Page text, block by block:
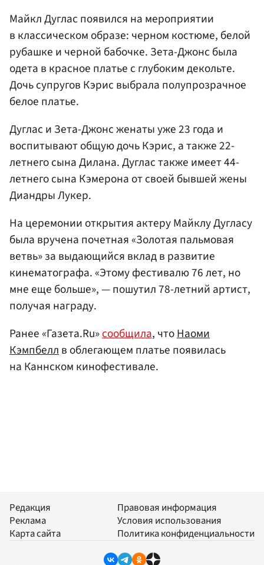
Майкл Дуглас появился на мероприятии
в классическом образе: черном костюме, белой
рубашке и черной бабочке. Зета-Джонс была
одета в красное платье с глубоким декольте.
Дочь супругов Кэрис выбрала полупрозрачное
белое платье.
Дуглас и Зета-Джонс женаты уже 23 года и
воспитывают общую дочь Кэрис, а также 22-
летнего сына Дилана. Дуглас также имеет 44-
летнего сына Кэмерона от своей бывшей жены
Диандры Лукер.
На церемонии открытия актеру Майклу Дугласу
была вручена почетная «Золотая пальмовая
ветвь» за выдающийся вклад в развитие
кинематографа. «Этому фестивалю 76 лет, но
мне еще больше», — пошутил 78-летний артист,
получая награду.
Ранее «Газета.Ru»сообщила, чтоНаоми
Кэмпбеллв облегающем платье появилась
на Каннском кинофестивале.
Редакция
Реклама
Карта сайта
Правовая информация
Условия использования
Политика конфиденциальности